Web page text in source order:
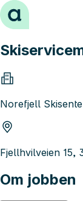
Hopp til innhold
Norefjell
Fjellhvilveien 15,
Om jobben